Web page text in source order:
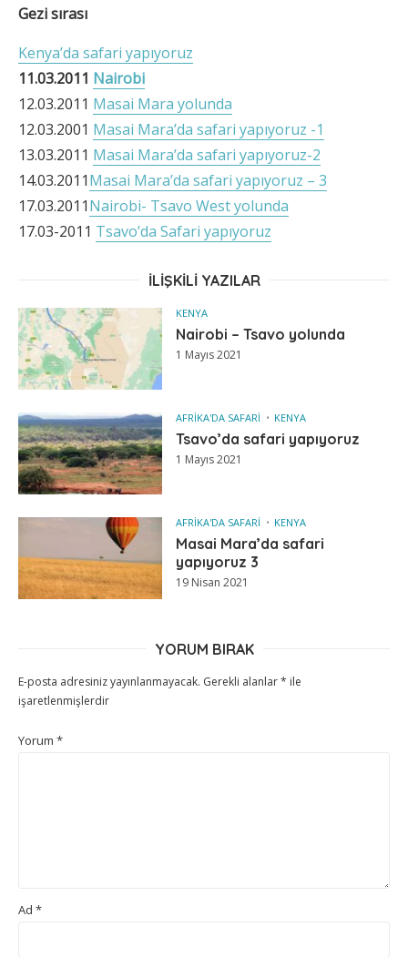
Gezi sırası
Kenya’da safari yapıyoruz
11.03.2011 Nairobi
12.03.2011 Masai Mara yolunda
12.03.2001 Masai Mara’da safari yapıyoruz -1
13.03.2011 Masai Mara’da safari yapıyoruz-2
14.03.2011Masai Mara’da safari yapıyoruz – 3
17.03.2011Nairobi- Tsavo West yolunda
17.03-2011 Tsavo’da Safari yapıyoruz
İLIŞKILI YAZILAR
KENYA
Nairobi – Tsavo yolunda
1 Mayıs 2021
AFRIKA'DA SAFARI KENYA
Tsavo’da safari yapıyoruz
1 Mayıs 2021
AFRIKA'DA SAFARI KENYA
Masai Mara’da safari
yapıyoruz 3
19 Nisan 2021
YORUM BIRAK
E-posta adresiniz yayınlanmayacak. Gerekli alanlar* ile
işaretlenmişlerdir
Yorum *
Ad *